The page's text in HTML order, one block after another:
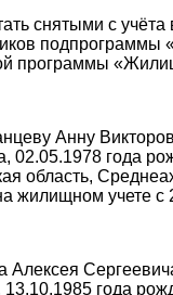
снятыми с
программы
Анну
02.05.1978 года
область,
жилищном учете с
Алексея
13.10.1985 года